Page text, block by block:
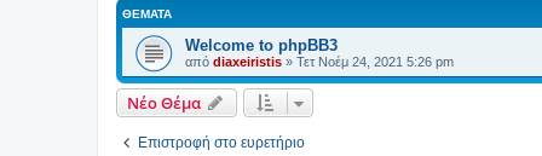
ΘΈΜΑΤΑ
Welcome to phpBB3
από diaxeiristis » Τετ Νοέμ 24, 2021 5:26 pm
Νέο Θέμα
Επιστροφή στο ευρετήριο